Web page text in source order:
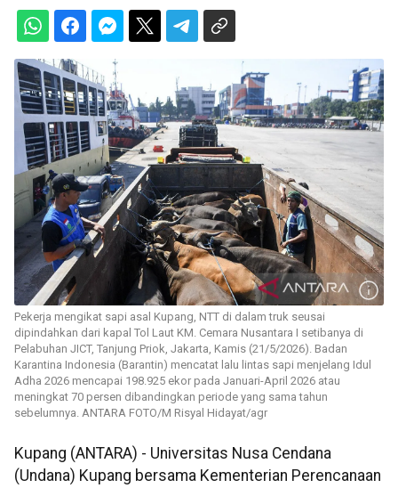
Pekerja mengikat sapi asal Kupang, NTT di dalam truk seusai
dipindahkan dari kapal Tol Laut KM. Cemara Nusantara I setibanya di
Pelabuhan JICT, Tanjung Priok, Jakarta, Kamis (21/5/2026). Badan
Karantina Indonesia (Barantin) mencatat lalu lintas sapi menjelang Idul
Adha 2026 mencapai 198.925 ekor pada Januari-April 2026 atau
meningkat 70 persen dibandingkan periode yang sama tahun
sebelumnya. ANTARA FOTO/M Risyal Hidayat/agr
Kupang (ANTARA) - Universitas Nusa Cendana
(Undana) Kupang bersama Kementerian Perencanaan